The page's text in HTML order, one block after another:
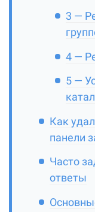
3 —
4 —
5 —
Как
панели
Часто
ответы